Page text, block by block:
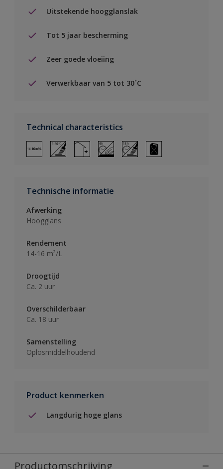
Uitstekende hoogglanslak
Tot 5 jaar bescherming
Zeer goede vloeiing
Verwerkbaar van 5 tot 30˚C
Technical characteristics
Technische informatie
Afwerking
Hoogglans
Rendement
14-16 m²/L
Droogtijd
Ca. 2 uur
Overschilderbaar
Ca. 18 uur
Samenstelling
Oplosmiddelhoudend
Product kenmerken
Langdurig hoge glans
Productomschrijving